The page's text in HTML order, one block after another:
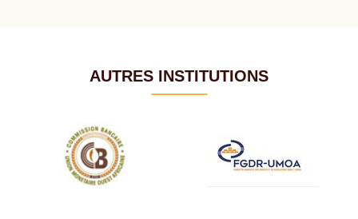
AUTRES INSTITUTIONS